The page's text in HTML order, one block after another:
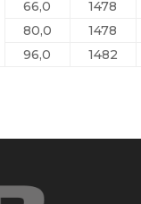
66,0
1478
80,0
1478
96,0 1482